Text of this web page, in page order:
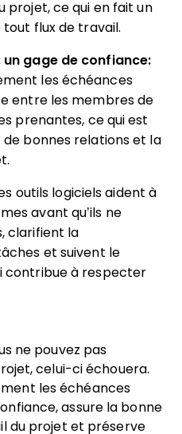
projet, ce qui en fait un
flux de travail.
un gage de confiance:
les échéances
entre les membres de
prenantes, ce qui est
bonnes relations et la
outils logiciels aident à
avant qu’ils ne
clarifient la
et suivent le
contribue à respecter
ne pouvez pas
celui-ci échouera.
les échéances
assure la bonne
du projet et préserve